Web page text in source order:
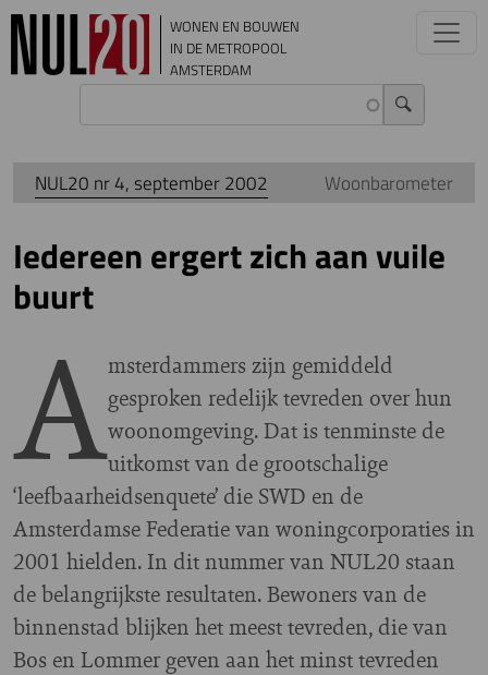
Overslaan en naar de inhoud gaan
WONEN EN BOUWEN
IN DE METROPOOL
AMSTERDAM
NUL20 nr 4, september 2002 Woonbarometer
Iedereen ergert zich aan vuile
buurt
Amsterdammers zijn gemiddeld
gesproken redelijk tevreden over hun
woonomgeving. Dat is tenminste de
uitkomst van de grootschalige
‘leefbaarheidsenquete’ die SWD en de
Amsterdamse Federatie van woningcorporaties in
2001 hielden. In dit nummer van NUL20 staan
de belangrijkste resultaten. Bewoners van de
binnenstad blijken het meest tevreden, die van
Bos en Lommer geven aan het minst tevreden